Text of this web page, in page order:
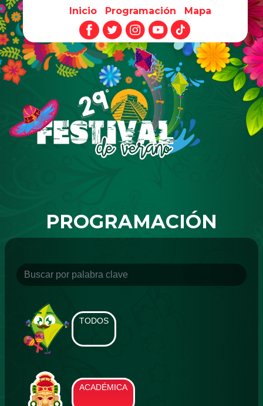
Pasar al contenido principal
Inicio Programación Mapa
PROGRAMACIÓN
TODOS
ACADÉMICA